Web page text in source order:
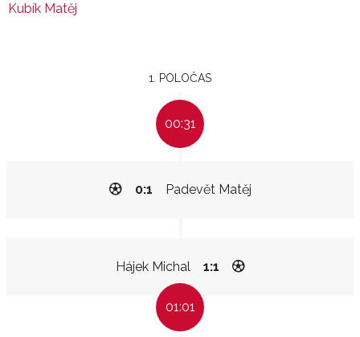
Kubík Matěj
1. POLOČAS
00:31
Padevět Matěj
0:1
Hájek Michal 1:1
01:01